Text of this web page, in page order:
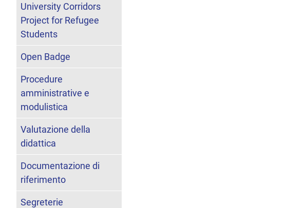
University Corridors
Project for Refugee
Students
Open Badge
Procedure
amministrative e
modulistica
Valutazione della
didattica
Documentazione di
riferimento
Segreterie